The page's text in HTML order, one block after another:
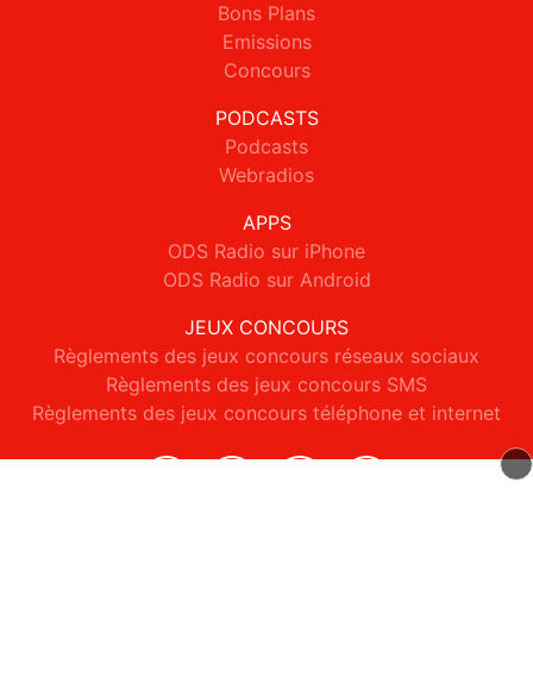
Bons Plans
Emissions
Concours
PODCASTS
Podcasts
Webradios
APPS
ODS Radio sur iPhone
ODS Radio sur Android
JEUX CONCOURS
Règlements des jeux concours réseaux sociaux
Règlements des jeux concours SMS
Règlements des jeux concours téléphone et internet